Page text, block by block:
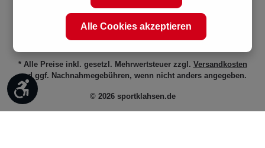
© 2026 sportklahsen.de
* Alle Preise inkl. gesetzl. Mehrwertsteuer zzgl. Versandkosten
und ggf. Nachnahmegebühren, wenn nicht anders angegeben.
Werkzeugleiste anzeigen
Alle Cookies akzeptieren